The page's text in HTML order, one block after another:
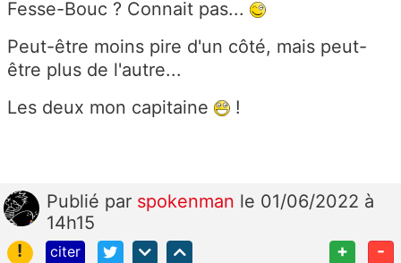
Fesse-Bouc ? Connait pas...
Peut-être moins pire d'un côté, mais peut-
être plus de l'autre...
Les deux mon capitaine
!
Publié par spokenman le 01/06/2022 à
14h15
!
citer + -